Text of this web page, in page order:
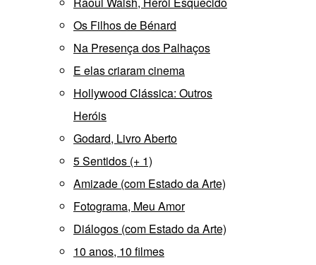
Os Filhos de Bénard
Na Presença dos Palhaços
E elas criaram cinema
Hollywood Clássica: Outros
Heróis
Godard, Livro Aberto
5 Sentidos (+ 1)
Amizade (com Estado da Arte)
Fotograma, Meu Amor
Diálogos (com Estado da Arte)
10 anos, 10 filmes